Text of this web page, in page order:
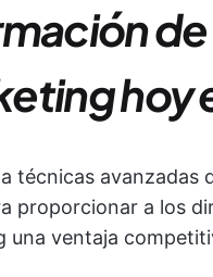
de
hoy
técnicas avanzadas
proporcionar a los
una ventaja